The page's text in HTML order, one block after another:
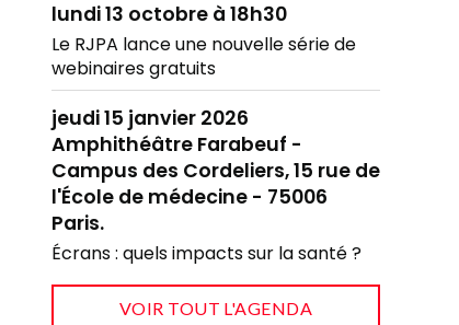
lundi 13 octobre à 18h30
Le RJPA lance une nouvelle série de
webinaires gratuits
jeudi 15 janvier 2026
Amphithéâtre Farabeuf -
Campus des Cordeliers, 15 rue de
l'École de médecine - 75006
Paris.
Écrans : quels impacts sur la santé ?
VOIR TOUT L'AGENDA